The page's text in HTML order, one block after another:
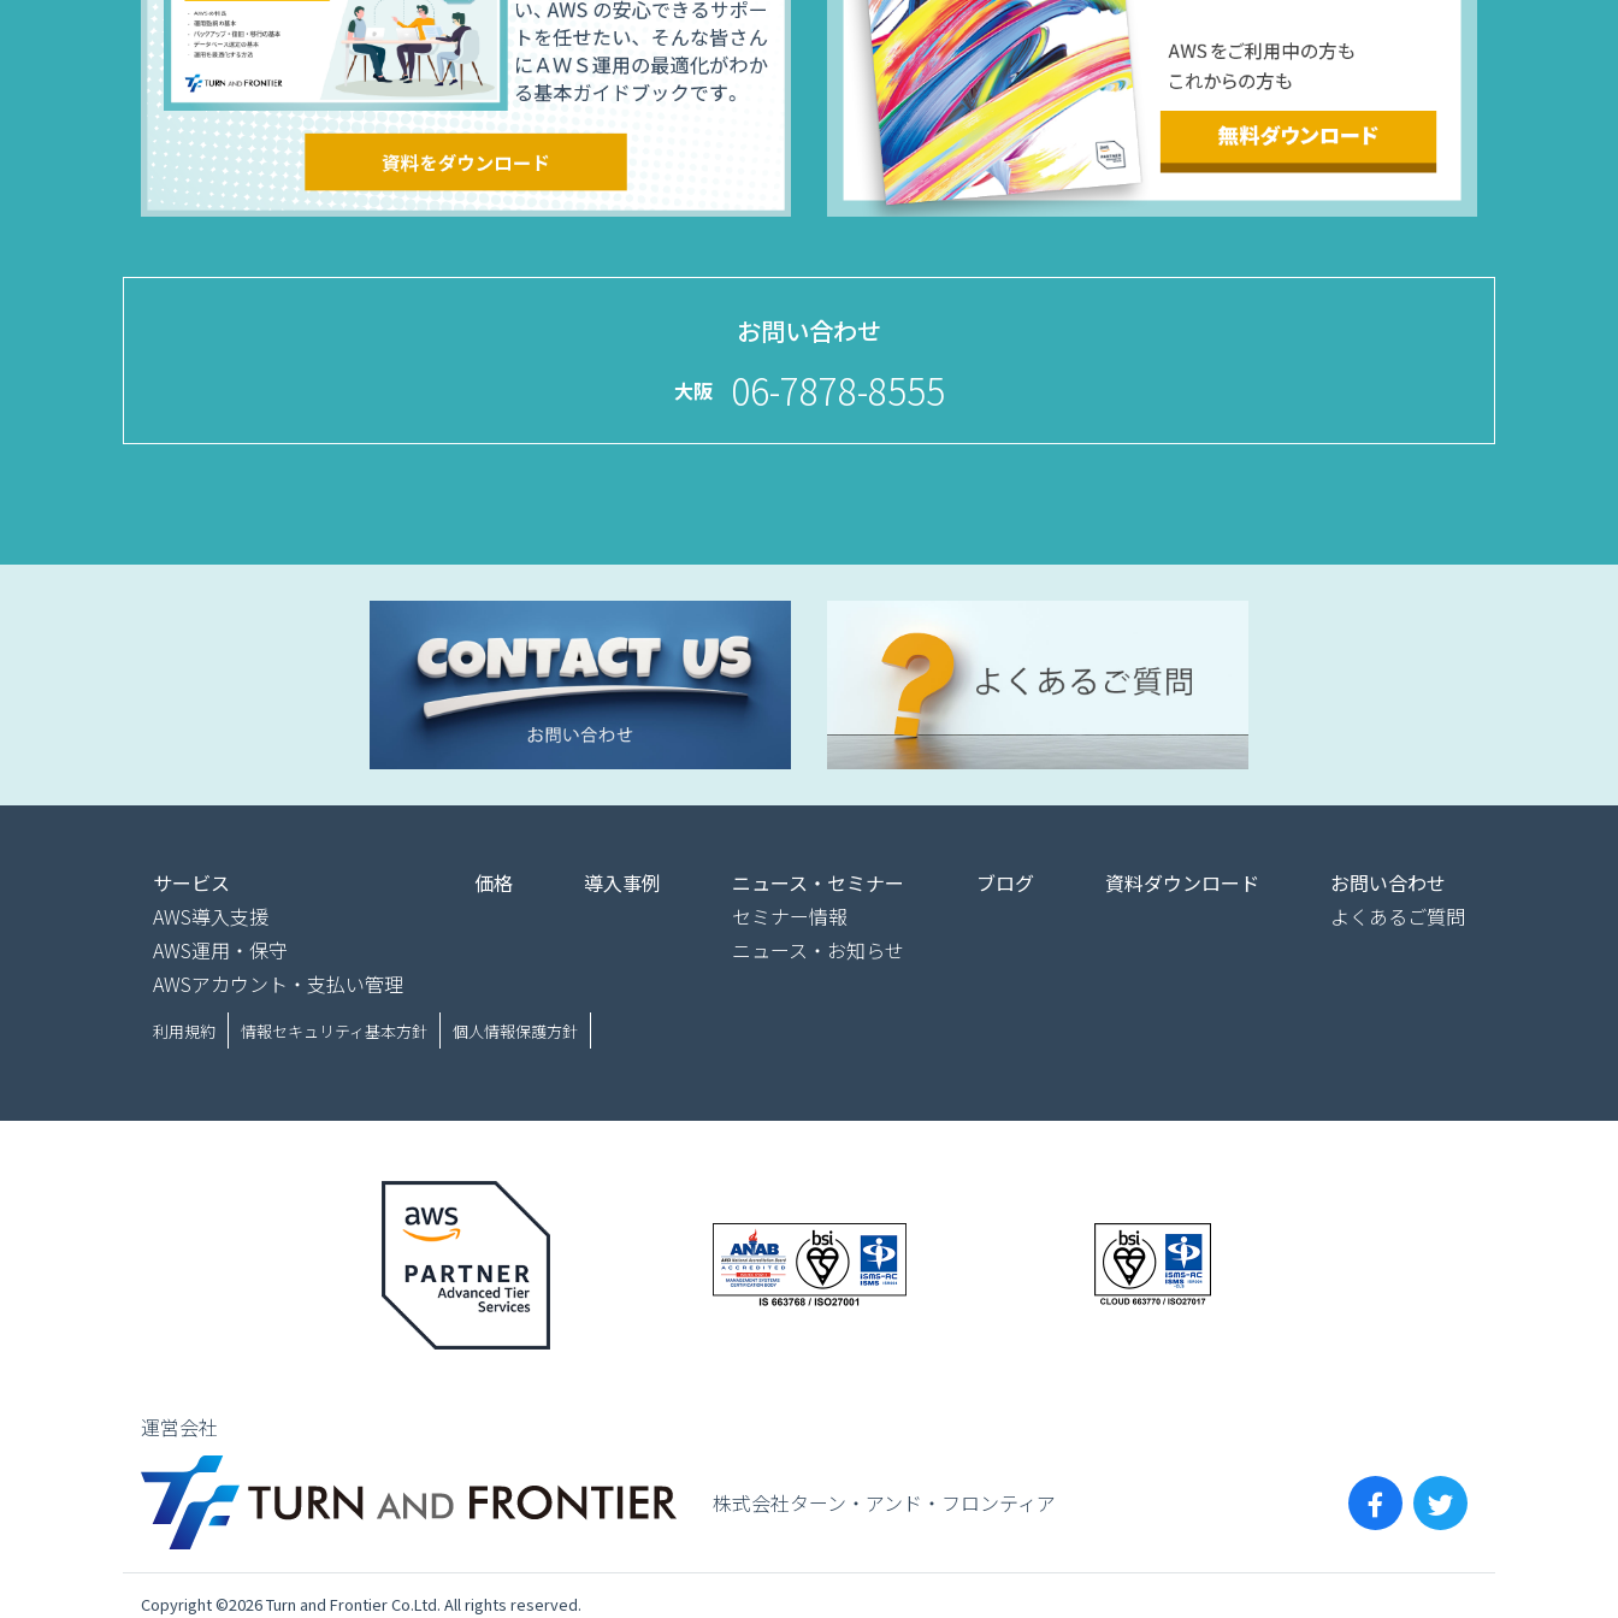
お問い合わせ
大阪 06-7878-8555
サービス
AWS導入支援
AWS運用・保守
AWSアカウント・支払い管理
価格 導入事例
ニュース・セミナー
セミナー情報
ニュース・お知らせ
ブログ 資料ダウンロード
お問い合わせ
よくあるご質問
利用規約 情報セキュリティ基本方針 個人情報保護方針
運営会社
株式会社ターン・アンド・フロンティア
Copyright ©2026 Turn and Frontier Co.Ltd. All rights reserved.